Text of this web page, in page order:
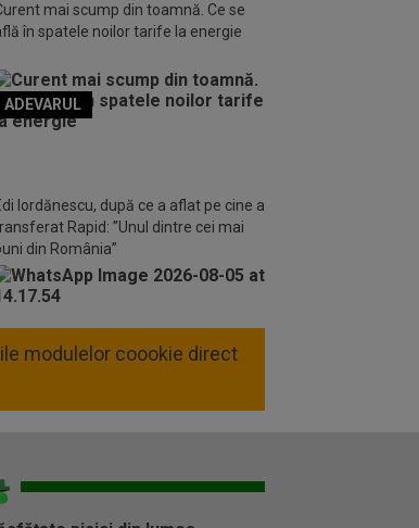
mai scump din toamnă. Ce se
în spatele noilor tarife la energie
ADEVARUL
Iordănescu, după ce a aflat pe cine a
Rapid: ”Unul dintre cei mai
din România”
modulelor coookie direct